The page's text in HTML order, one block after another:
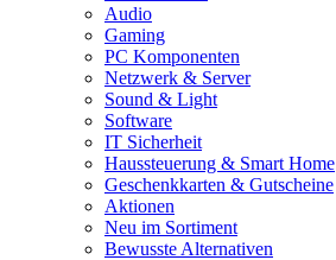
Audio
Gaming
PC Komponenten
Netzwerk & Server
Sound & Light
Software
IT Sicherheit
Haussteuerung & Smart Home
Geschenkkarten & Gutscheine
Aktionen
Neu im Sortiment
Bewusste Alternativen